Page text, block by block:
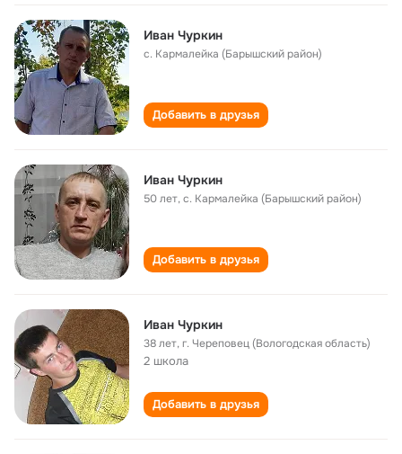
Иван Чуркин
с. Кармалейка (Барышский район)
Добавить в друзья
Иван Чуркин
50 лет,с. Кармалейка (Барышский район)
Добавить в друзья
Иван Чуркин
38 лет,г. Череповец (Вологодская область)
2 школа
Добавить в друзья